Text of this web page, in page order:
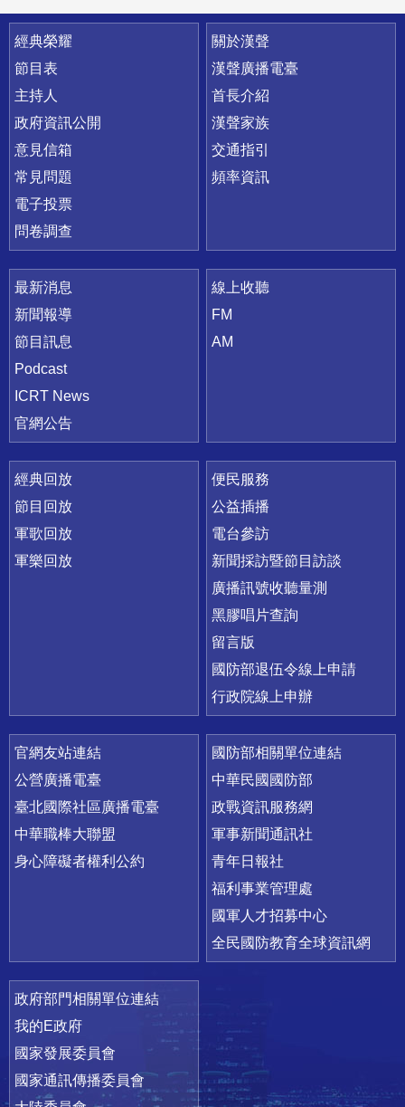
快速連結
經典榮耀
節目表
主持人
政府資訊公開
意見信箱
常見問題
電子投票
問卷調查
關於漢聲
漢聲廣播電臺
首長介紹
漢聲家族
交通指引
頻率資訊
最新消息
新聞報導
節目訊息
Podcast
ICRT News
官網公告
線上收聽
FM
AM
經典回放
節目回放
軍歌回放
軍樂回放
便民服務
公益插播
電台參訪
新聞採訪暨節目訪談
廣播訊號收聽量測
黑膠唱片查詢
留言版
國防部退伍令線上申請
行政院線上申辦
官網友站連結
公營廣播電臺
臺北國際社區廣播電臺
中華職棒大聯盟
身心障礙者權利公約
國防部相關單位連結
中華民國國防部
政戰資訊服務網
軍事新聞通訊社
青年日報社
福利事業管理處
國軍人才招募中心
全民國防教育全球資訊網
政府部門相關單位連結
我的E政府
國家發展委員會
國家通訊傳播委員會